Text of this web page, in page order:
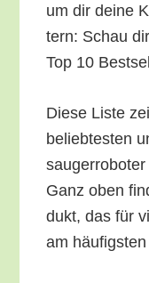
um dir dei­ne
tern: Schau
Top 10
Die­se Lis­te
belieb­tes­ten
Ganz oben
dukt, das für
am